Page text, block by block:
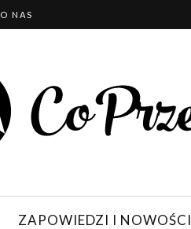
O NAS
ZAPOWIEDZI I NOWOŚCI